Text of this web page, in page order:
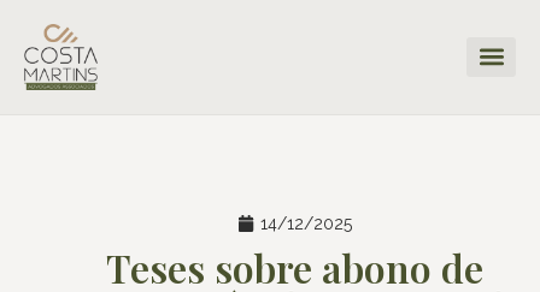
14/12/2025
Teses sobre abono de